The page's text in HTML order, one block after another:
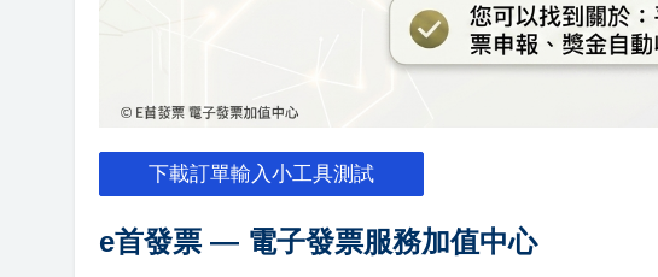
下載訂單輸入小工具測試
e首發票 — 電子發票服務加值中心